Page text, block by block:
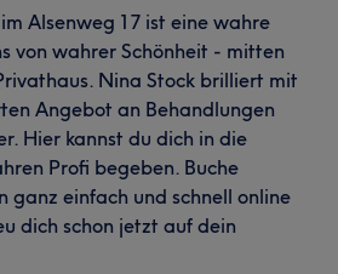
Alsenweg 17 ist eine wahre
von wahrer Schönheit - mitten
Nina Stock brilliert mit
Angebot an Behandlungen
Hier kannst du dich in die
Profi begeben. Buche
ganz einfach und schnell online
dich schon jetzt auf dein